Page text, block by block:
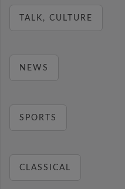
TALK, CULTURE
NEWS
SPORTS
CLASSICAL